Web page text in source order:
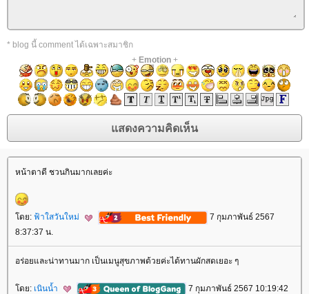
* blog นี้ comment ได้เฉพาะสมาชิก
+ Emotion+
หน้าตาดี ชวนกินมากเลยค่ะ
ดย: ฟ้าใสวันใหม่
7 กุมภาพันธ์ 2567
8:37:37 น.
อร่อยและน่าทานมาก เป็นเมนูสุขภาพด้วยค่ะได้ทานผักสดเยอะ ๆ
ดย: เนินน้ำ
7 กุมภาพันธ์ 2567 10:19:42